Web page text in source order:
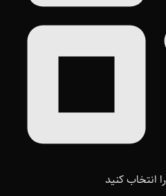
را انتخاب کنید